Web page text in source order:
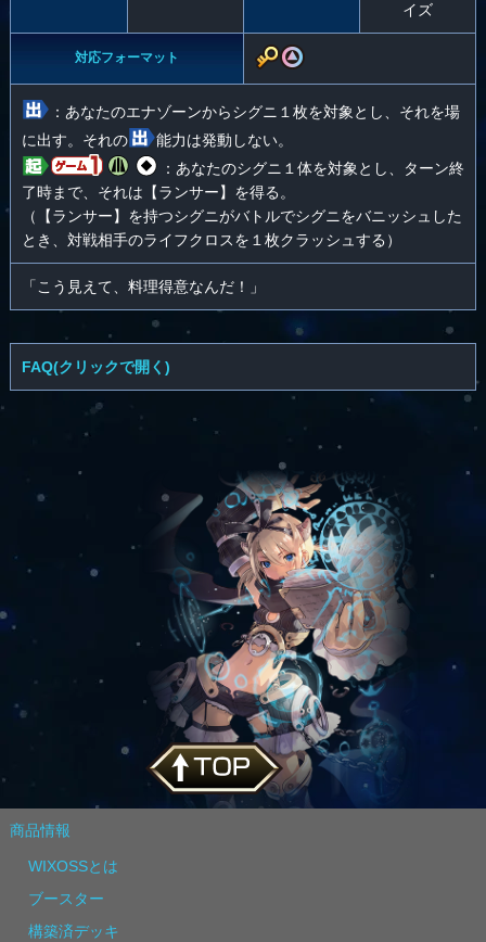
イズ
対応フォーマット
：あなたのエナゾーンからシグニ１枚を対象とし、それを場
に出す。それの
能力は発動しない。
：あなたのシグニ１体を対象とし、ターン終
了時まで、それは【ランサー】を得る。
（【ランサー】を持つシグニがバトルでシグニをバニッシュした
とき、対戦相手のライフクロスを１枚クラッシュする）
「こう見えて、料理得意なんだ！」
FAQ(クリックで開く)
商品情報
WIXOSSとは
ブースター
構築済デッキ